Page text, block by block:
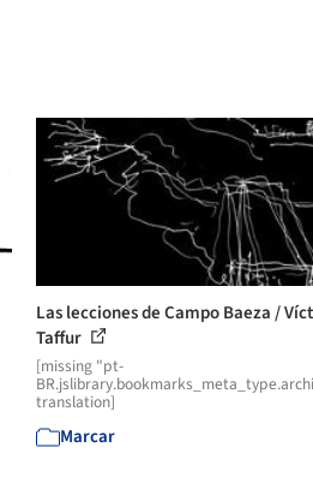
Las lecciones de Campo Baeza /
Taffur
[missing "pt-
translation]
Marcar